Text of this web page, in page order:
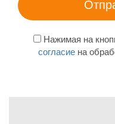
Нажимая на
согласиена